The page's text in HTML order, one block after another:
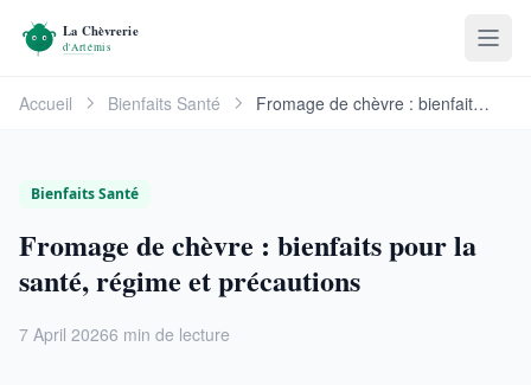
Accueil Bienfaits Santé Fromage de chèvre : bienfaits pour la santé, …
Bienfaits Santé
Fromage de chèvre : bienfaits pour la
santé, régime et précautions
7 April 20266 min de lecture